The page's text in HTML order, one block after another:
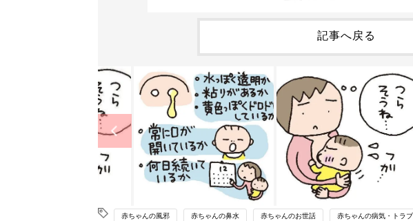
記事へ戻る
赤ちゃんの風邪 赤ちゃんの鼻水 赤ちゃんのお世話 赤ちゃんの病気・トラ